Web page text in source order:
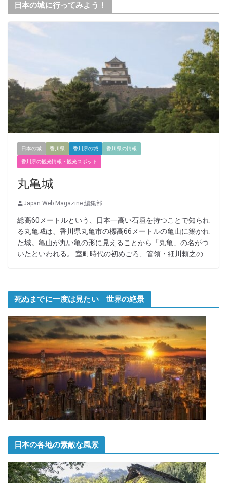
日本の城に行ってみよう！
日本の城 香川県 香川県の城 香川県の情報
香川県の観光情報・観光スポット
丸亀城
Japan Web Magazine 編集部
総高60メートルという、日本一高い石垣を持つことで知られ
る丸亀城は、香川県丸亀市の標高66メートルの亀山に築かれ
た城。亀山が丸い亀の形に見えることから「丸亀」の名がつ
いたといわれる。 室町時代の初めごろ、管領・細川頼之の
死ぬまでに一度は見たい 世界の絶景
日本の各地の素敵な風景